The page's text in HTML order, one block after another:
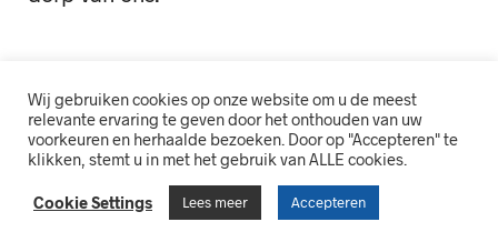
Wij gebruiken cookies op onze website om u de meest
relevante ervaring te geven door het onthouden van uw
voorkeuren en herhaalde bezoeken. Door op "Accepteren" te
klikken, stemt u in met het gebruik van ALLE cookies.
Cookie Settings Lees meer Accepteren